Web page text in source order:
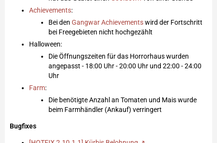
Achievements:
Bei den GangwarAchievementswird der Fortschritt
bei Freegebieten nicht hochgezählt
Halloween:
Die Öffnungszeiten für das Horrorhaus wurden
angepasst - 18:00 Uhr - 20:00 Uhr und 22:00 - 24:00
Uhr
Farm:
Die benötigte Anzahl an Tomaten und Mais wurde
beim Farmhändler (Ankauf) verringert
Bugfixes